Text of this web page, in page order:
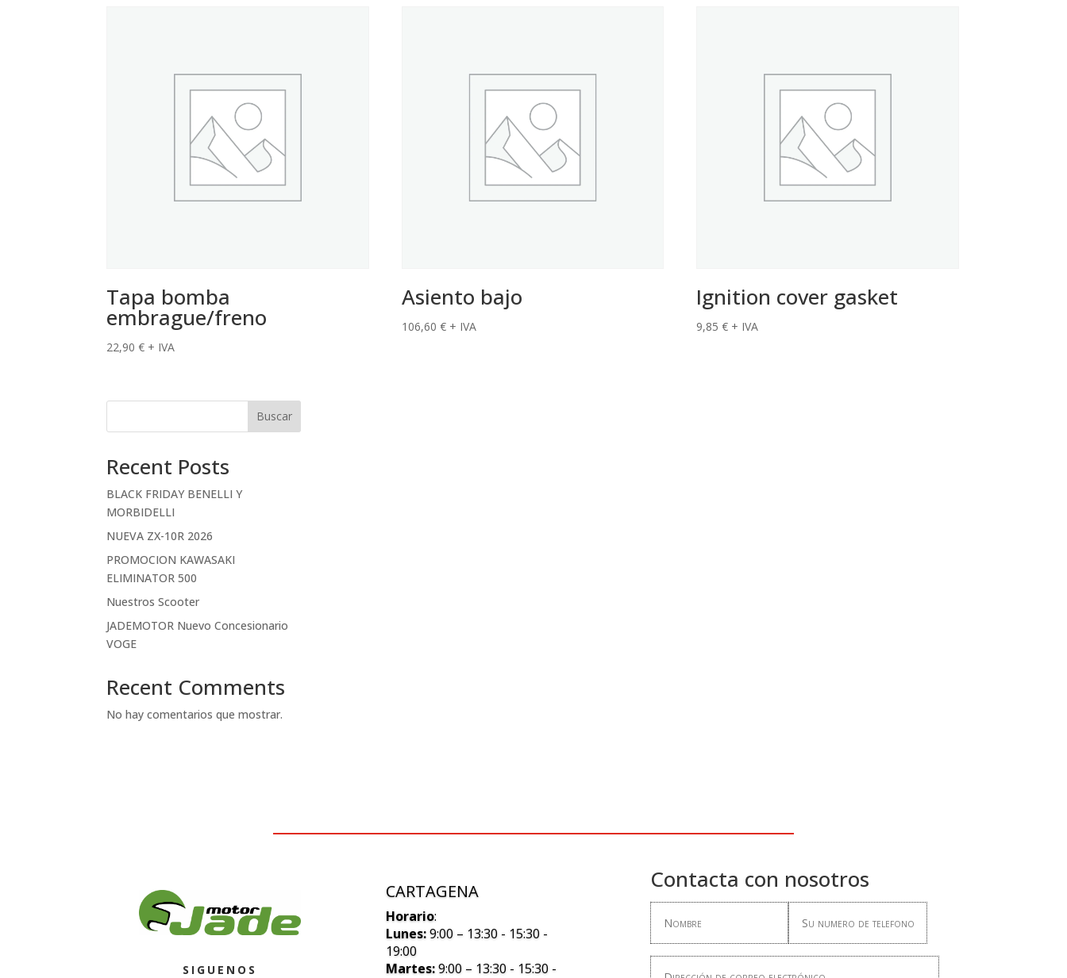
Tapa bomba
embrague/freno
22,90€ + IVA
Asiento bajo
106,60 € + IVA
Ignition cover gasket
9,85€ + IVA
Buscar
Recent Posts
BLACK FRIDAY BENELLI Y
MORBIDELLI
NUEVA ZX-10R 2026
PROMOCION KAWASAKI
ELIMINATOR 500
Nuestros Scooter
JADEMOTOR Nuevo Concesionario
VOGE
Recent Comments
No hay comentarios que mostrar.
SIGUENOS
CARTAGENA
Horario:
Lunes:9:00 – 13:30 - 15:30 -
19:00
Martes:9:00 – 13:30 - 15:30 -
Contacta con nosotros